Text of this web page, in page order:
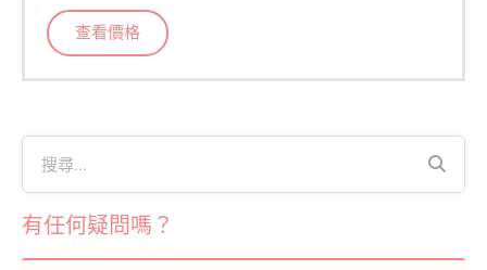
查看價格
有任何疑問嗎？